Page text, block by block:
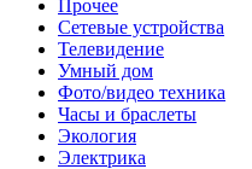
Прочее
Сетевые устройства
Телевидение
Умный дом
Фото/видео техника
Часы и браслеты
Экология
Электрика